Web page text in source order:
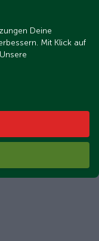
Deine
Mit Klick auf